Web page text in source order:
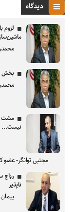
دیدگاه
لزوم
بخش
مشت
نیست...
مجتبی توانگر-
رواج
ناپذیر